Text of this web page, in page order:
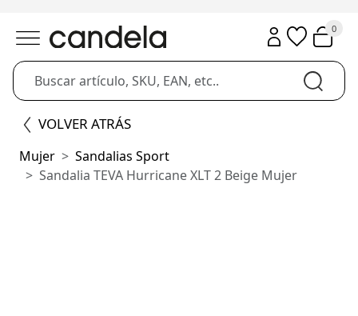
0
VOLVER ATRÁS
Mujer
Sandalias Sport
Sandalia TEVA Hurricane XLT 2 Beige Mujer